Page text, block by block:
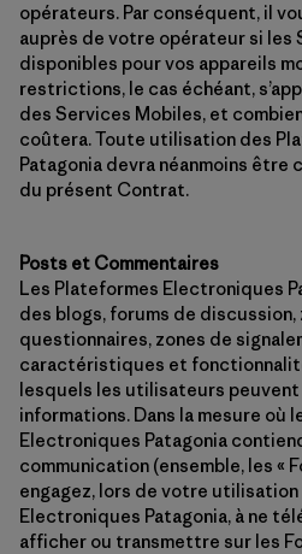
opérateurs. Par conséquent, il
auprès de votre opérateur si les
disponibles pour vos appareils
restrictions, le cas échéant,
des Services Mobiles, et
coûtera. Toute utilisation des
Patagonia devra néanmoins
du présent Contrat.
Posts et Commentaires
Les Plateformes Electroniques
des blogs, forums de
questionnaires, zones de
caractéristiques et
lesquels les utilisateurs
informations. Dans la mesure où
Electroniques Patagonia
communication (ensemble, les «
engagez, lors de votre
Electroniques Patagonia, à ne
afficher ou transmettre sur les